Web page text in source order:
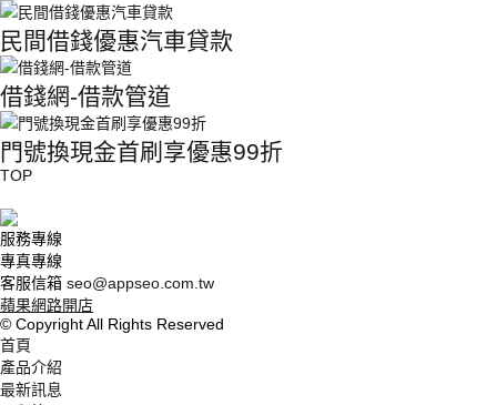
民間借錢優惠汽車貸款
借錢網-借款管道
門號換現金首刷享優惠99折
TOP
服務專線
專真專線
客服信箱 seo@appseo.com.tw
蘋果網路開店
© Copyright All Rights Reserved
首頁
產品介紹
最新訊息